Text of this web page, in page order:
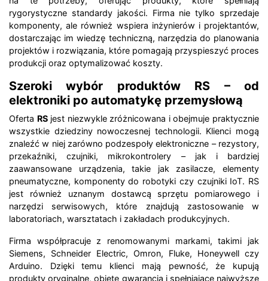
rygorystyczne standardy jakości. Firma nie tylko sprzedaje
komponenty, ale również wspiera inżynierów i projektantów,
dostarczając im wiedzę techniczną, narzędzia do planowania
projektów i rozwiązania, które pomagają przyspieszyć proces
produkcji oraz optymalizować koszty.
Szeroki wybór produktów RS – od
elektroniki po automatykę przemysłową
Oferta RSjest niezwykle zróżnicowana i obejmuje praktycznie
wszystkie dziedziny nowoczesnej technologii. Klienci mogą
znaleźć w niej zarówno podzespoły elektroniczne – rezystory,
przekaźniki, czujniki, mikrokontrolery – jak i bardziej
zaawansowane urządzenia, takie jak zasilacze, elementy
pneumatyczne, komponenty do robotyki czy czujniki IoT. RS
jest również uznanym dostawcą sprzętu pomiarowego i
narzędzi serwisowych, które znajdują zastosowanie w
laboratoriach, warsztatach i zakładach produkcyjnych.
Firma współpracuje z renomowanymi markami, takimi jak
Siemens, Schneider Electric, Omron, Fluke, Honeywell czy
Arduino. Dzięki temu klienci mają pewność, że kupują
produkty oryginalne, objęte gwarancją i spełniające najwyższe